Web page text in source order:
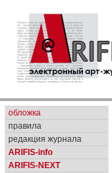
обложка
правила
редакция журнала
ARIFIS-info
ARIFIS-NEXT